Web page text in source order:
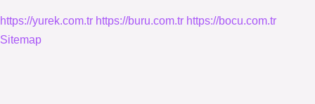
https://yurek.com.tr https://buru.com.tr https://bocu.com.tr
Sitemap